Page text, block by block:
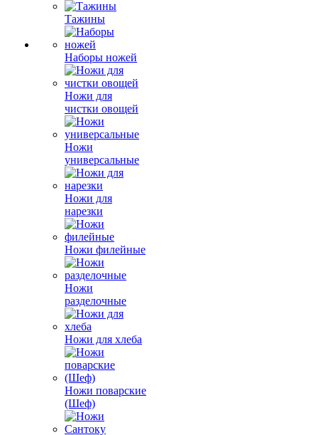
Тажины
Наборы ножей
Ножи для
чистки овощей
Ножи
универсальные
Ножи для
нарезки
Ножи филейные
Ножи
разделочные
Ножи для хлеба
Ножи поварские
(Шеф)